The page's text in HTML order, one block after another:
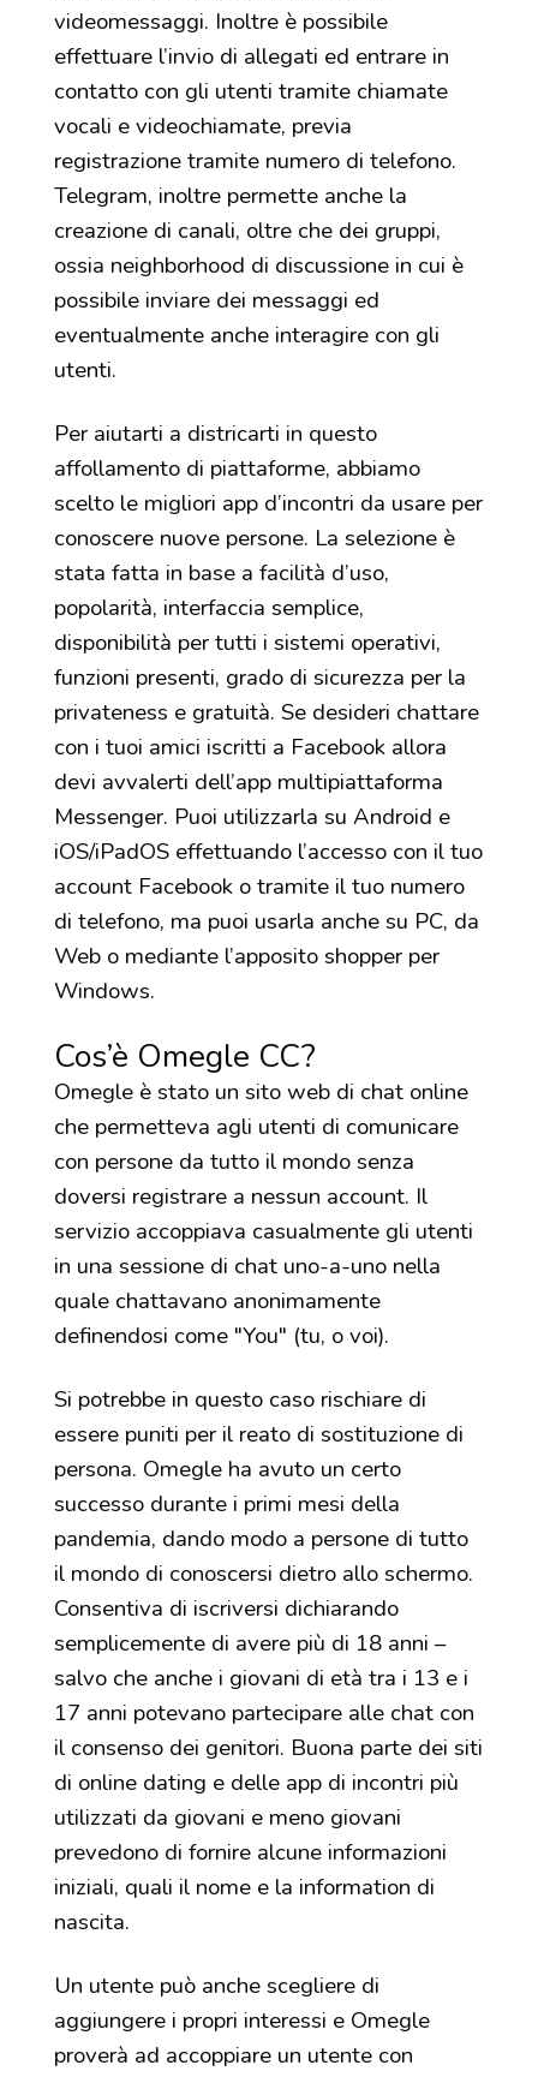
videomessaggi. Inoltre è possibile
effettuare l’invio di allegati ed entrare in
contatto con gli utenti tramite chiamate
vocali e videochiamate, previa
registrazione tramite numero di telefono.
Telegram, inoltre permette anche la
creazione di canali, oltre che dei gruppi,
ossia neighborhood di discussione in cui è
possibile inviare dei messaggi ed
eventualmente anche interagire con gli
utenti.
Per aiutarti a districarti in questo
affollamento di piattaforme, abbiamo
scelto le migliori app d’incontri da usare per
conoscere nuove persone. La selezione è
stata fatta in base a facilità d’uso,
popolarità, interfaccia semplice,
disponibilità per tutti i sistemi operativi,
funzioni presenti, grado di sicurezza per la
privateness e gratuità. Se desideri chattare
con i tuoi amici iscritti a Facebook allora
devi avvalerti dell’app multipiattaforma
Messenger. Puoi utilizzarla su Android e
iOS/iPadOS effettuando l’accesso con il tuo
account Facebook o tramite il tuo numero
di telefono, ma puoi usarla anche su PC, da
Web o mediante l’apposito shopper per
Windows.
Cos’è Omegle CC?
Omegle è stato un sito web di chat online
che permetteva agli utenti di comunicare
con persone da tutto il mondo senza
doversi registrare a nessun account. Il
servizio accoppiava casualmente gli utenti
in una sessione di chat uno-a-uno nella
quale chattavano anonimamente
definendosi come "You" (tu, o voi).
Si potrebbe in questo caso rischiare di
essere puniti per il reato di sostituzione di
persona. Omegle ha avuto un certo
successo durante i primi mesi della
pandemia, dando modo a persone di tutto
il mondo di conoscersi dietro allo schermo.
Consentiva di iscriversi dichiarando
semplicemente di avere più di 18 anni –
salvo che anche i giovani di età tra i 13 e i
17 anni potevano partecipare alle chat con
il consenso dei genitori. Buona parte dei siti
di online dating e delle app di incontri più
utilizzati da giovani e meno giovani
prevedono di fornire alcune informazioni
iniziali, quali il nome e la information di
nascita.
Un utente può anche scegliere di
aggiungere i propri interessi e Omegle
proverà ad accoppiare un utente con